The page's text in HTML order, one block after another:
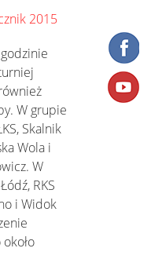
2015
W grupie
Skalnik
Wola i
W
RKS
i Widok